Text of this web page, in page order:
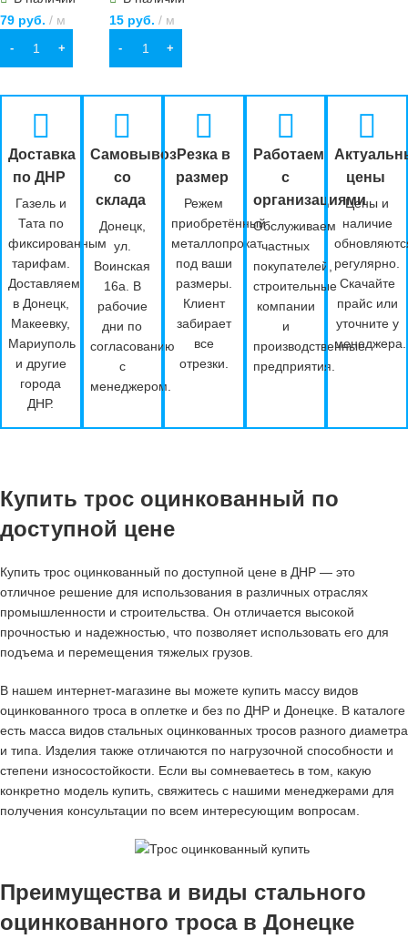
79 руб. м
В КОРЗИНУ
15руб. м
В КОРЗИНУ
Доставка
по ДНР
Газель и
Тата по
фиксированным
тарифам.
Доставляем
в Донецк,
Макеевку,
Мариуполь
и другие
города
ДНР.
Самовывоз
со
склада
Донецк,
ул.
Воинская
16а. В
рабочие
дни по
согласованию
с
менеджером.
Резка в
размер
Режем
приобретённый
металлопрокат
под ваши
размеры.
Клиент
забирает
все
отрезки.
Работаем
с
организациями
Обслуживаем
частных
покупателей,
строительные
компании
и
производственные
предприятия.
цены
Цены и
наличие
регулярно.
Скачайте
прайс или
уточните у
менеджера.
Купить трос оцинкованный по
доступной цене
Купить трос оцинкованный по доступной цене в ДНР — это
отличное решение для использования в различных отраслях
промышленности и строительства. Он отличается высокой
прочностью и надежностью, что позволяет использовать его для
подъема и перемещения тяжелых грузов.
В нашем интернет-магазине вы можете купить массу видов
оцинкованного троса в оплетке и без по ДНР и Донецке. В каталоге
есть масса видов стальных оцинкованных тросов разного диаметра
и типа. Изделия также отличаются по нагрузочной способности и
степени износостойкости. Если вы сомневаетесь в том, какую
конкретно модель купить, свяжитесь с нашими менеджерами для
получения консультации по всем интересующим вопросам.
Преимущества и виды стального
оцинкованного троса в Донецке